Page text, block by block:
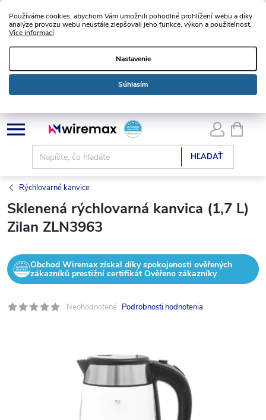
Používáme cookies, abychom Vám umožnili pohodlné prohlížení webu a díky
analýze provozu webu neustále zlepšovali jeho funkce, výkon a použitelnost.
Více informací
Nastavenie
Súhlasím
Prejsť
na
HĽADAŤ
KOŠÍK
Rýchlovarné kanvice
Sklenená rýchlovarná kanvica (1,7 L)
Zilan ZLN3963
Obchod Wiremax získal díky spokojenosti ověřených
zákazníků prestižní certifikát Ověřeno zákazníky
Neohodnotené Podrobnosti hodnotenia